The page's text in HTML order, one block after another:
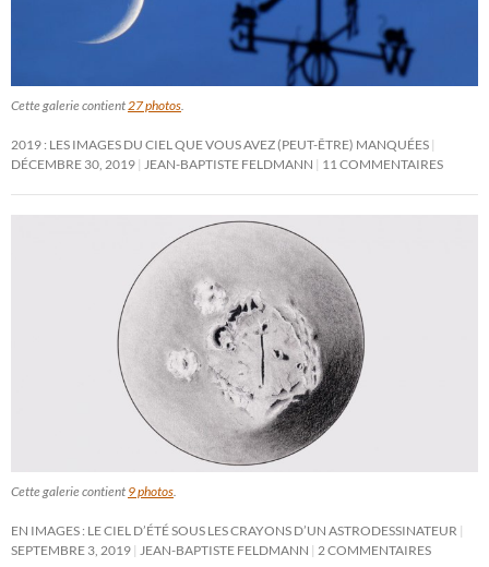
Cette galerie contient 27 photos
2019 : LES IMAGES DU CIEL QUE VOUS AVEZ (PEUT-ÊTRE) MANQUÉES
DÉCEMBRE 30, 2019
JEAN-BAPTISTE FELDMANN 11 COMMENTAIRES
Cette galerie contient 9 photos.
EN IMAGES : LE CIEL D’ÉTÉ SOUS LES CRAYONS D’UN ASTRODESSINATEUR
SEPTEMBRE 3, 2019 JEAN-BAPTISTE FELDMANN 2 COMMENTAIRES